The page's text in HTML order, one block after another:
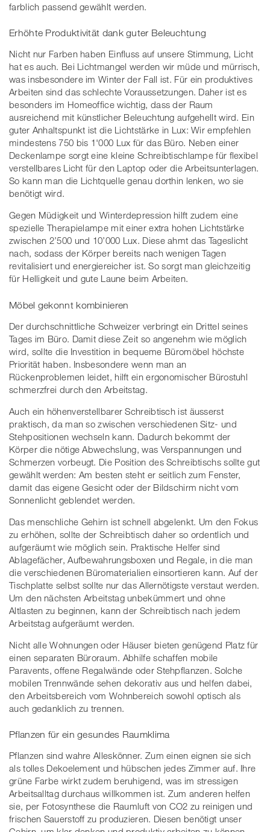
farblich passend gewählt werden.
Erhöhte Produktivität dank guter Beleuchtung
Nicht nur Farben haben Einfluss auf unsere Stimmung, Licht
hat es auch. Bei Lichtmangel werden wir müde und mürrisch,
was insbesondere im Winter der Fall ist. Für ein produktives
Arbeiten sind das schlechte Voraussetzungen. Daher ist es
besonders im Homeoffice wichtig, dass der Raum
ausreichend mit künstlicher Beleuchtung aufgehellt wird. Ein
guter Anhaltspunkt ist die Lichtstärke in Lux: Wir empfehlen
mindestens 750 bis 1'000 Lux für das Büro. Neben einer
Deckenlampe sorgt eine kleine Schreibtischlampe für flexibel
verstellbares Licht für den Laptop oder die Arbeitsunterlagen.
So kann man die Lichtquelle genau dorthin lenken, wo sie
benötigt wird.
Gegen Müdigkeit und Winterdepression hilft zudem eine
spezielle Therapielampe mit einer extra hohen Lichtstärke
zwischen 2’500 und 10’000 Lux. Diese ahmt das Tageslicht
nach, sodass der Körper bereits nach wenigen Tagen
revitalisiert und energiereicher ist. So sorgt man gleichzeitig
für Helligkeit und gute Laune beim Arbeiten.
Möbel gekonnt kombinieren
Der durchschnittliche Schweizer verbringt ein Drittel seines
Tages im Büro. Damit diese Zeit so angenehm wie möglich
wird, sollte die Investition in bequeme Büromöbel höchste
Priorität haben. Insbesondere wenn man an
Rückenproblemen leidet, hilft ein ergonomischer Bürostuhl
schmerzfrei durch den Arbeitstag.
Auch ein höhenverstellbarer Schreibtisch ist äusserst
praktisch, da man so zwischen verschiedenen Sitz- und
Stehpositionen wechseln kann. Dadurch bekommt der
Körper die nötige Abwechslung, was Verspannungen und
Schmerzen vorbeugt. Die Position des Schreibtischs sollte gut
gewählt werden: Am besten steht er seitlich zum Fenster,
damit das eigene Gesicht oder der Bildschirm nicht vom
Sonnenlicht geblendet werden.
Das menschliche Gehirn ist schnell abgelenkt. Um den Fokus
zu erhöhen, sollte der Schreibtisch daher so ordentlich und
aufgeräumt wie möglich sein. Praktische Helfer sind
Ablagefächer, Aufbewahrungsboxen und Regale, in die man
die verschiedenen Büromaterialien einsortieren kann. Auf der
Tischplatte selbst sollte nur das Allernötigste verstaut werden.
Um den nächsten Arbeitstag unbekümmert und ohne
Altlasten zu beginnen, kann der Schreibtisch nach jedem
Arbeitstag aufgeräumt werden.
Nicht alle Wohnungen oder Häuser bieten genügend Platz für
einen separaten Büroraum. Abhilfe schaffen mobile
Paravents, offene Regalwände oder Stehpflanzen. Solche
mobilen Trennwände sehen dekorativ aus und helfen dabei,
den Arbeitsbereich vom Wohnbereich sowohl optisch als
auch gedanklich zu trennen.
Pflanzen für ein gesundes Raumklima
Pflanzen sind wahre Alleskönner. Zum einen eignen sie sich
als tolles Dekoelement und hübschen jedes Zimmer auf. Ihre
grüne Farbe wirkt zudem beruhigend, was im stressigen
Arbeitsalltag durchaus willkommen ist. Zum anderen helfen
sie, per Fotosynthese die Raumluft von CO2 zu reinigen und
frischen Sauerstoff zu produzieren. Diesen benötigt unser